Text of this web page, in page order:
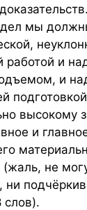
мы
работой и
и
высокому
и
не
ни
слов).